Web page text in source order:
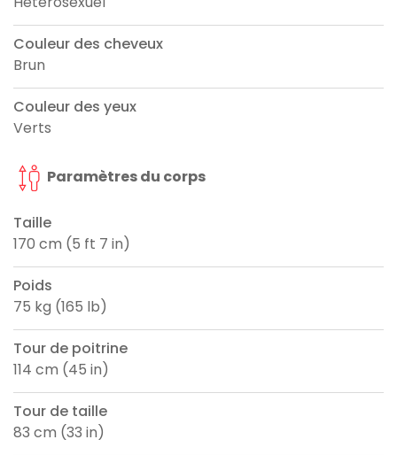
Couleur des cheveux
Brun
Couleur des yeux
Verts
Paramètres du corps
Taille
170 cm (5 ft 7 in)
Poids
75 kg (165 lb)
Tour de poitrine
114 cm (45 in)
Tour de taille
83 cm (33 in)